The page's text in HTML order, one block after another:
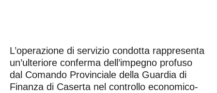
L’operazione di servizio condotta rappresenta
un’ulteriore conferma dell’impegno profuso
dal Comando Provinciale della Guardia di
Finanza di Caserta nel controllo economico-